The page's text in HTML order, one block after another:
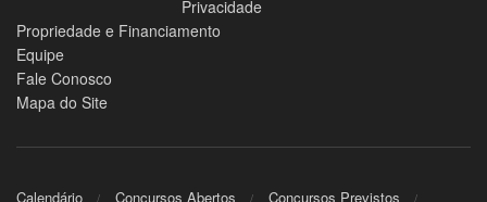
Privacidade
Propriedade e Financiamento
Equipe
Fale Conosco
Mapa do Site
Calendário Concursos Abertos Concursos Previstos